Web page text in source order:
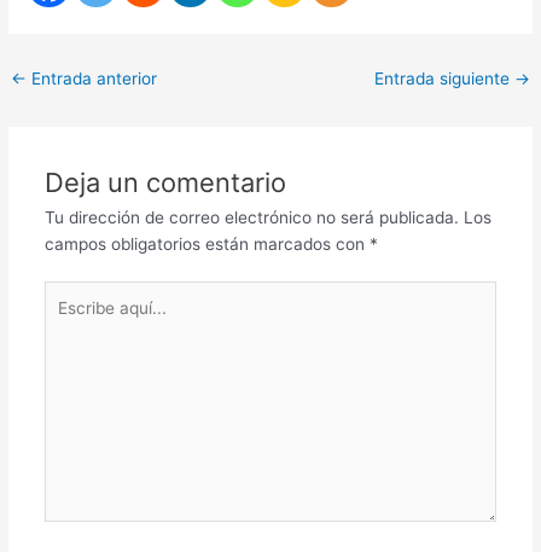
Navegación
← Entrada anterior Entrada siguiente →
Deja un comentario
Tu dirección de correo electrónico no será publicada. Los
campos obligatorios están marcados con *
aquí...